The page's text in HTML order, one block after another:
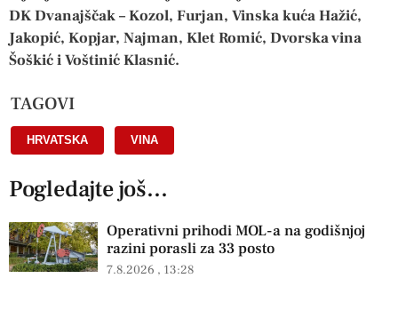
DK Dvanajščak – Kozol, Furjan, Vinska kuća Hažić,
Jakopić, Kopjar, Najman, Klet Romić, Dvorska vina
Šoškić i Voštinić Klasnić.
TAGOVI
HRVATSKA VINA
Pogledajte još...
Operativni prihodi MOL-a na godišnjoj
razini porasli za 33 posto
7.8.2026 13:28